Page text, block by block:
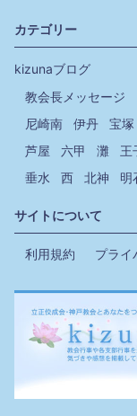
カテゴリー
kizunaブログ
教会長メッセージ
尼崎南
伊丹 宝塚
芦屋
六甲 灘 王
垂水
西 北神 明
サイトについて
利用規約 プライ